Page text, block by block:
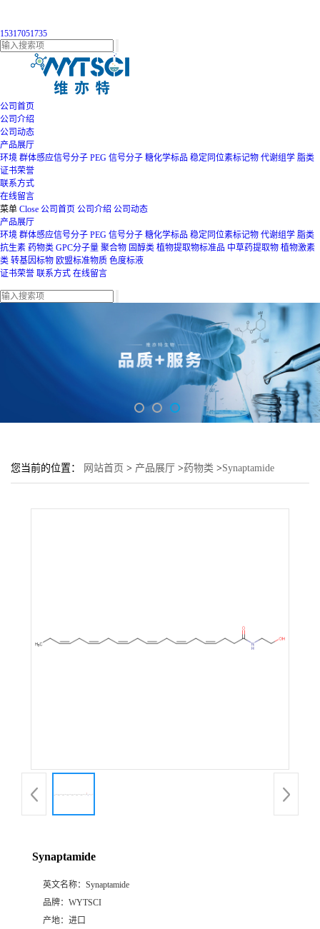
15317051735
公司首页
公司介绍
公司动态
产品展厅
环境 群体感应信号分子 PEG 信号分子 糖化学标品 稳定同位素标记物 代谢组学 脂类
证书荣誉
联系方式
在线留言
菜单 Close 公司首页 公司介绍 公司动态
产品展厅
环境 群体感应信号分子 PEG 信号分子 糖化学标品 稳定同位素标记物 代谢组学 脂类
抗生素 药物类 GPC分子量 聚合物 固醇类 植物提取物标准品 中草药提取物 植物激素
类 转基因标物 欧盟标准物质 色度标液
证书荣誉 联系方式 在线留言
您当前的位置： 网站首页 > 产品展厅 >药物类 >Synaptamide
Synaptamide
英文名称： Synaptamide
品牌： WYTSCI
产地： 进口